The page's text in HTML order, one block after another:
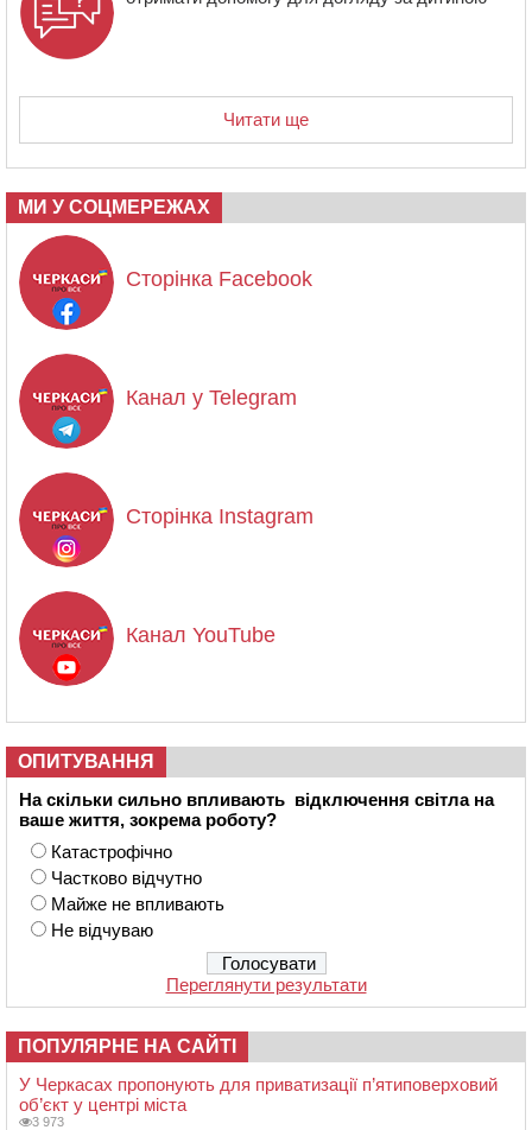
Читати ще
МИ У СОЦМЕРЕЖАХ
Сторінка Facebook
Канал у Telegram
Сторінка Instagram
Канал YouTube
ОПИТУВАННЯ
На скільки сильно впливають відключення світла на
ваше життя, зокрема роботу?
Катастрофічно
Частково відчутно
Майже не впливають
Не відчуваю
Переглянути результати
ПОПУЛЯРНЕ НА САЙТІ
У Черкасах пропонують для приватизації п’ятиповерховий
об’єкт у центрі міста
3 973